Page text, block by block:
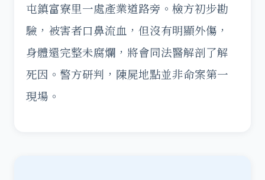
屯鎮富寮里一處產業道路旁。檢方初步勘
驗，被害者口鼻流血，但沒有明顯外傷，
身體還完整未腐爛，將會同法醫解剖了解
死因。警方研判，陳屍地點並非命案第一
現場。